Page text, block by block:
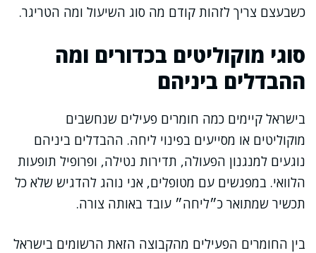
כשבעצם צריך לזהות קודם מה סוג השיעול ומה הטריגר.
סוגי מוקוליטים בכדורים ומה
ההבדלים ביניהם
בישראל קיימים כמה חומרים פעילים שנחשבים
מוקוליטים או מסייעים בפינוי ליחה. ההבדלים ביניהם
נוגעים למנגנון הפעולה, תדירות נטילה, ופרופיל תופעות
הלוואי. במפגשים עם מטופלים, אני נוהג להדגיש שלא כל
תכשיר שמתואר כ״ליחה״ עובד באותה צורה.
בין החומרים הפעילים מהקבוצה הזאת הרשומים בישראל